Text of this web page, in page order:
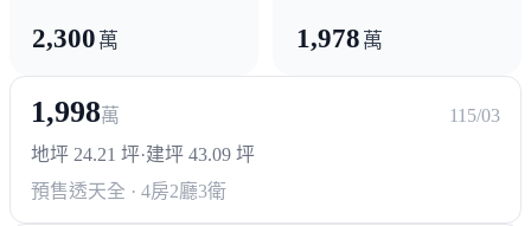
2,300 萬 1,978 萬
1,998萬
115/03
地坪 24.21 坪·建坪 43.09 坪
預售透天全 · 4房2廳3衛